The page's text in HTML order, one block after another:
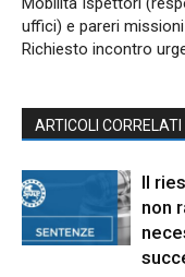
uffici) e pareri missioni
Richiesto incontro
ARTICOLI CORRELATI
Il
non